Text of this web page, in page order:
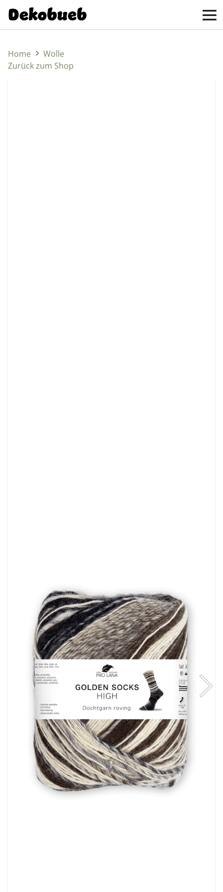
Home
Wolle
Zurück zum Shop